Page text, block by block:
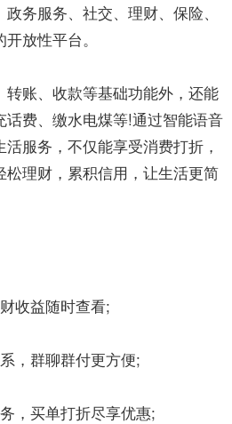
务服务、社交、理财、保险、
放性平台。
账、收款等基础功能外，还能
费、缴水电煤等!通过智能语音
服务，不仅能享受消费打折，
理财，累积信用，让生活更简
收益随时查看;
群聊群付更方便;
买单打折尽享优惠;